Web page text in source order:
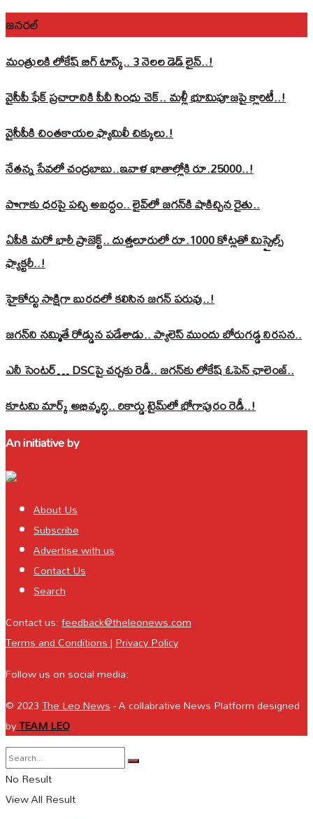
జనరల్
మంత్రులకి లోకేష్‌ బిగ్‌ టాస్క్‌.. 3 నెలల డెడ్‌ లైన్‌..!
వైసీపీ ఫేక్ ప్రచారానికి పీవీ సింధు చెక్.. మళ్లీ భూమిపూజపై క్లారిటీ..!
వైసీపీకి చింతకాయల ఫ్యామిలీ చిక్కులు.!
నేతన్న సేవలో చంద్రబాబు..ఇవాళ ఖాతాల్లోకి రూ.25000..!
పొగాకు ధరపై పచ్చి అబద్దం.. లైవ్‌లో జగన్‌కి షాకిచ్చిన రైతు..
ఏపీకి మరో భారీ ప్రాజెక్ట్.. దుత్తలూరులో రూ.1000 కోట్లతో మిస్సైల్స్
ఫ్యాక్టరీ..!
హైకోర్టు సాక్షిగా బురదలో కలిసిన జగన్ పరువు..!
జగన్‌ని నమ్మితే రోడ్డున పడేశాడు.. ప్యాలెస్‌ ముందు బోరుగడ్డ నిరసన..
ఎనీ సెంటర్‌… DSCపై చర్చకు రెడీ.. జగన్‌కు లోకేష్‌ ఓపెన్ ఛాలెంజ్..
కూటమి మార్క్ అభివృద్ధి.. రికార్డు టైమ్‌లో భోగాపురం రెడీ..!
An initiative by
About Us
Subscribe
Advertise with us
Contact Us
Search
Contact us:feedback@theleonews.com
Terms and Conditions|Privacy Policy
Follow us on social media:
© 2023The Leo News- A collabrative News Platform designed
byTEAM LEO
No Result
View All Result